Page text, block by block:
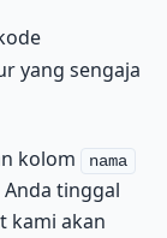
yang sengaja
kolom nama
Anda tinggal
kami akan